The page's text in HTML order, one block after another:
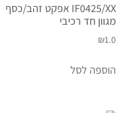
IF0425/XX אפקט זהב/כסף
מגוון חד רכיבי
₪1.0
הוספה לסל